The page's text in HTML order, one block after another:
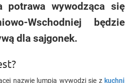
potrawa wywodząca się
Wschodniej będzie
dla sajgonek.
nazwie lumpia wywodzi się z kuchni